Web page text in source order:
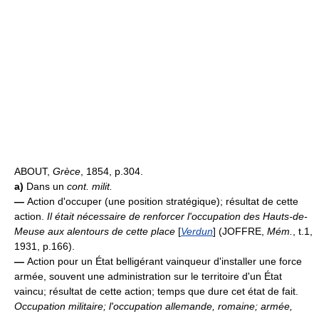
ABOUT, Grèce , 1854, p.304.
a) Dans un cont. milit.
— Action d'occuper (une position stratégique); résultat de cette
action. Il était nécessaire de renforcer l'occupation des Hauts-de-
Meuse aux alentours de cette place [Verdun] (JOFFRE, Mém.
, t.1,
1931, p.166).
— Action pour un État belligérant vainqueur d'installer une force
armée, souvent une administration sur le territoire d'un État
vaincu; résultat de cette action; temps que dure cet état de fait.
Occupation militaire; l'occupation allemande, romaine; armée,